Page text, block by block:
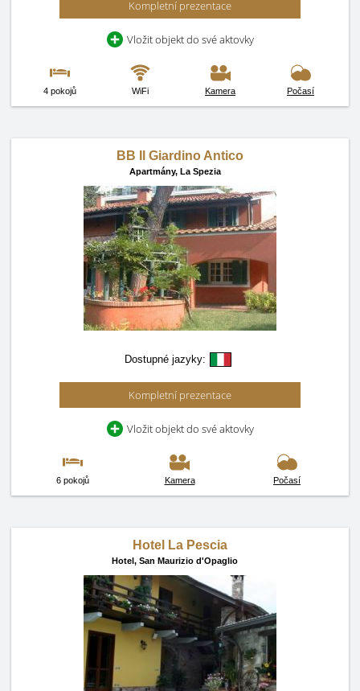
Kompletní prezentace
Vložit objekt do své aktovky
4 pokojů WiFi Kamera Počasí
BB Il Giardino Antico
Apartmány, La Spezia
Dostupné jazyky:
Kompletní prezentace
Vložit objekt do své aktovky
6 pokojů Kamera Počasí
Hotel La Pescia
Hotel, San Maurizio d'Opaglio